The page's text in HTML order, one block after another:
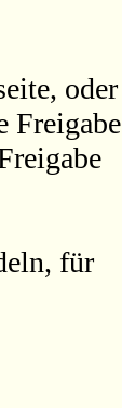
oder
Freigabe
für